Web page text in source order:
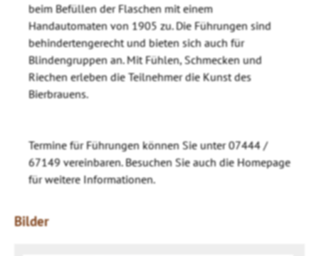
beim Befüllen der Flaschen mit einem
Handautomaten von 1905 zu. Die Führungen sind
behindertengerecht und bieten sich auch für
Blindengruppen an. Mit Fühlen, Schmecken und
Riechen erleben die Teilnehmer die Kunst des
Bierbrauens.
Termine für Führungen können Sie unter 07444 /
67149 vereinbaren. Besuchen Sie auch die Homepage
für weitere Informationen.
Bilder